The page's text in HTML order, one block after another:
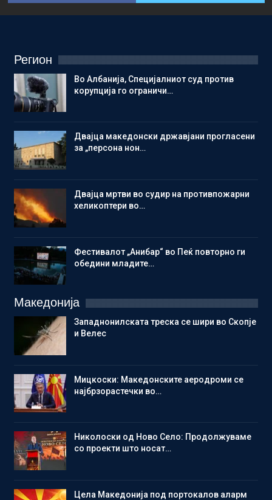
Регион
Во Албанија, Специјалниот суд против
корупција го ограничи…
Двајца македонски државјани прогласени
за „персона нон…
Двајца мртви во судир на противпожарни
хеликоптери во…
Фестивалот „Анибар“ во Пеќ повторно ги
обедини младите…
Македонија
Западнонилската треска се шири во Скопје
и Велес
Мицкоски: Македонските аеродроми се
најбрзорастечки во…
Николоски од Ново Село: Продолжуваме
со проекти што носат…
Цела Македонија под портокалов аларм